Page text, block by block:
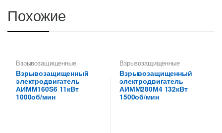
Похожие
Взрывозащищенные
электродвигатели
Взрывозащищенный
электродвигатель
АИММ160S6 11кВт
1000об/мин
Взрывозащищенные
электродвигатели
Взрывозащищенный
электродвигатель
АИММ280М4 132кВт
1500об/мин